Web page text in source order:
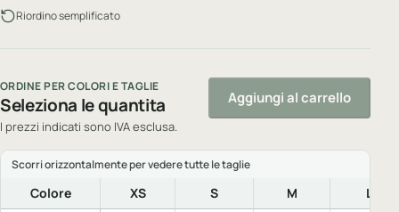
Riordino semplificato
ORDINE PER COLORI E TAGLIE
Seleziona le quantita
I prezzi indicati sono IVA esclusa.
Aggiungi al carrello
Colore XS S M
L